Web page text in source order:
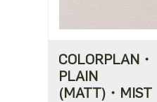
COLORPLAN・
PLAIN
(MATT)・MIST